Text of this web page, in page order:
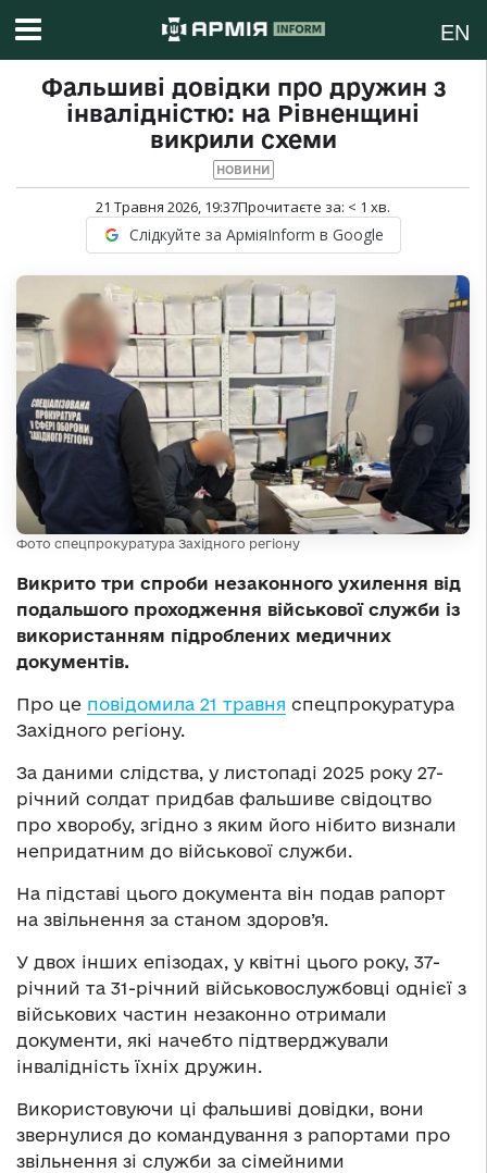
EN
Фальшиві довідки про дружин з
інвалідністю: на Рівненщині
викрили схеми
НОВИНИ
21 Травня 2026, 19:37Прочитаєте за: < 1 хв.
Слідкуйте за АрміяInform в Google
Фото спецпрокуратура Західного регіону
Викрито три спроби незаконного ухилення від
подальшого проходження військової служби із
використанням підроблених медичних
документів.
Про це повідомила 21 травня спецпрокуратура
Західного регіону.
За даними слідства, у листопаді 2025 року 27-
річний солдат придбав фальшиве свідоцтво
про хворобу, згідно з яким його нібито визнали
непридатним до військової служби.
На підставі цього документа він подав рапорт
на звільнення за станом здоров’я.
У двох інших епізодах, у квітні цього року, 37-
річний та 31-річний військовослужбовці однієї з
військових частин незаконно отримали
документи, які начебто підтверджували
інвалідність їхніх дружин.
Використовуючи ці фальшиві довідки, вони
звернулися до командування з рапортами про
звільнення зі служби за сімейними